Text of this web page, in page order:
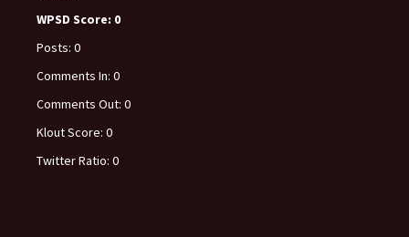
WPSD Score: 0
Posts: 0
Comments In: 0
Comments Out: 0
Klout Score: 0
Twitter Ratio: 0